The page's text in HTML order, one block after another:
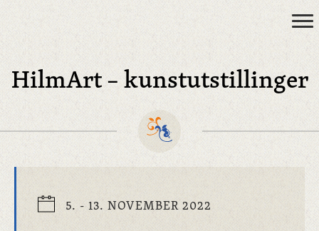
HilmArt – kunstutstillinger
5. - 13. NOVEMBER 2022